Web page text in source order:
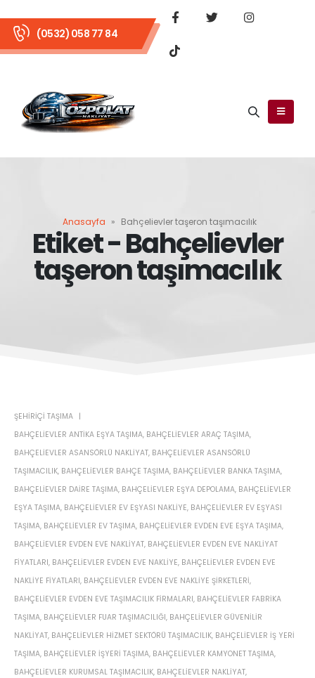
(0532) 058 77 84
Anasayfa » Bahçelievler taşeron taşımacılık
Etiket - Bahçelievler
taşeron taşımacılık
ŞEHIRIÇI TAŞIMA
BAHÇELIEVLER ANTIKA EŞYA TAŞIMA, BAHÇELIEVLER ARAÇ TAŞIMA,
BAHÇELIEVLER ASANSÖRLÜ NAKLIYAT, BAHÇELIEVLER ASANSÖRLÜ
TAŞIMACILIK, BAHÇELIEVLER BAHÇE TAŞIMA, BAHÇELIEVLER BANKA TAŞIMA,
BAHÇELIEVLER DAIRE TAŞIMA, BAHÇELIEVLER EŞYA DEPOLAMA, BAHÇELIEVLER
EŞYA TAŞIMA, BAHÇELIEVLER EV EŞYASI NAKLIYE, BAHÇELIEVLER EV EŞYASI
TAŞIMA, BAHÇELIEVLER EV TAŞIMA, BAHÇELIEVLER EVDEN EVE EŞYA TAŞIMA,
BAHÇELIEVLER EVDEN EVE NAKLIYAT, BAHÇELIEVLER EVDEN EVE NAKLIYAT
FIYATLARI, BAHÇELIEVLER EVDEN EVE NAKLIYE, BAHÇELIEVLER EVDEN EVE
NAKLIYE FIYATLARI, BAHÇELIEVLER EVDEN EVE NAKLIYE ŞIRKETLERI,
BAHÇELIEVLER EVDEN EVE TAŞIMACILIK FIRMALARI, BAHÇELIEVLER FABRIKA
TAŞIMA, BAHÇELIEVLER FUAR TAŞIMACILIĞI, BAHÇELIEVLER GÜVENILIR
NAKLIYAT, BAHÇELIEVLER HIZMET SEKTÖRÜ TAŞIMACILIK, BAHÇELIEVLER IŞ YERI
TAŞIMA, BAHÇELIEVLER IŞYERI TAŞIMA, BAHÇELIEVLER KAMYONET TAŞIMA,
BAHÇELIEVLER KURUMSAL TAŞIMACILIK, BAHÇELIEVLER NAKLIYAT,